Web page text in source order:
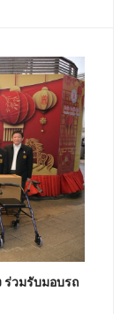
วมรับมอบรถ